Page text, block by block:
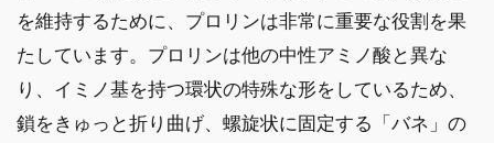
を維持するために、プロリンは非常に重要な役割を果
たしています。プロリンは他の中性アミノ酸と異な
り、イミノ基を持つ環状の特殊な形をしているため、
鎖をきゅっと折り曲げ、螺旋状に固定する「バネ」の